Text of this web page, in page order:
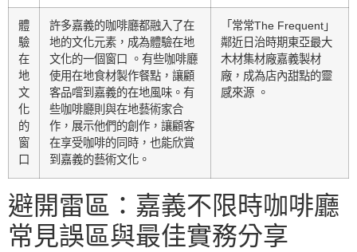
體
驗
在
地
文
化
的
窗
口
許多嘉義的咖啡廳都融入了在
地的文化元素，成為體驗在地
文化的一個窗口 。有些咖啡廳
使用在地食材製作餐點，讓顧
客品嚐到嘉義的在地風味。有
些咖啡廳則與在地藝術家合
作，展示他們的創作，讓顧客
在享受咖啡的同時，也能欣賞
到嘉義的藝術文化。
「常常The Frequent」
鄰近日治時期東亞最大
木材集材廠嘉義製材
廠，成為店內甜點的靈
感來源 。
避開雷區：嘉義不限時咖啡廳
常見誤區與最佳實務分享